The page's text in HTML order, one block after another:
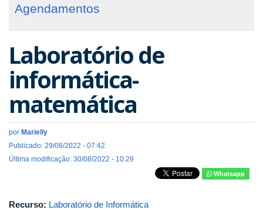
Agendamentos
Laboratório de
informática-
matemática
por Marielly
Publicado: 29/08/2022 - 07:42
Última modificação: 30/08/2022 - 10:29
Whatsapp
Recurso: Laboratório de Informática